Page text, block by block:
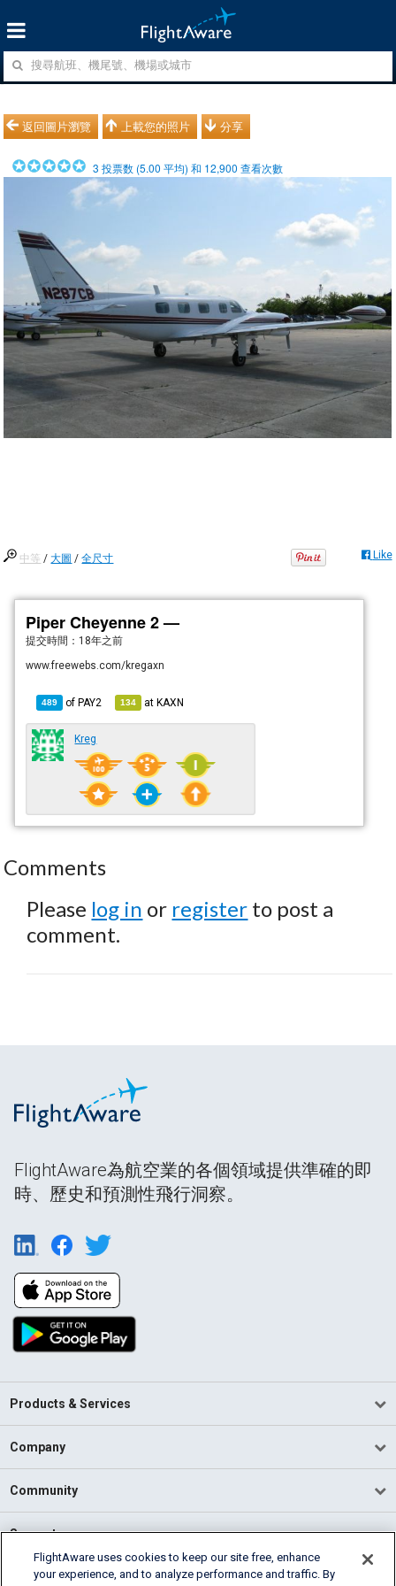
返回圖片瀏覽 上載您的照片 分享
3 投票数 (5.00 平均) 和 12,900 查看次數
中等 /大圖 /全尺寸 Like
Piper Cheyenne 2 —
提交時間： 18年之前
www.freewebs.com/kregaxn
489 ofPAY2 134 atKAXN
Kreg
Comments
Please log in or register to post a
comment.
FlightAware為航空業的各個領域提供準確的即
時、歷史和預測性飛行洞察。
Products & Services
Company
Community
Support
English (USA)
FlightAware uses cookies to keep our site free, enhance
your experience, and to analyze performance and traffic. By